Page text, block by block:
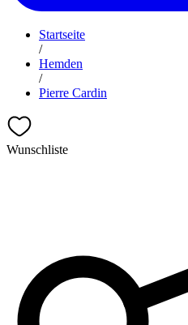
Startseite
/
Hemden
/
Pierre Cardin
Wunschliste